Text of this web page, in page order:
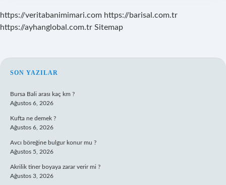
https://veritabanimimari.com https://barisal.com.tr
https://ayhanglobal.com.tr Sitemap
SIDEBAR
SON YAZILAR
Bursa Bali arası kaç km ?
Ağustos 6, 2026
Kufta ne demek ?
Ağustos 6, 2026
Avcı böreğine bulgur konur mu ?
Ağustos 5, 2026
Akrilik tiner boyaya zarar verir mi ?
Ağustos 3, 2026